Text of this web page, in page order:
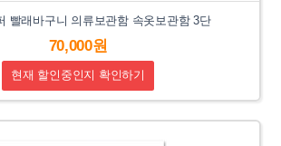
빨래바구니 의류보관함 속옷보관함 3단
70,000원
현재 할인중인지 확인하기